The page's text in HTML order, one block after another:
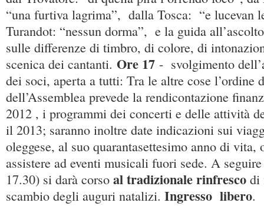
“una furtiva lagrima”, dalla Tosca: “e lucevan
Turandot: “nessun dorma”, e la guida
sulle differenze di timbro, di colore, di
scenica dei cantanti. Ore 17 - svolgimento
dei soci, aperta a tutti: Tra le altre cose l’ordine
dell’Assemblea prevede la rendicontazione
2012 , i programmi dei concerti e delle attività
il 2013; saranno inoltre date indicazioni sui
oleggese, al suo quarantasettesimo anno di
assistere ad eventi musicali fuori sede. A
17.30) si darà corso al tradizionale rinfresco di
scambio degli auguri natalizi. Ingresso libero.